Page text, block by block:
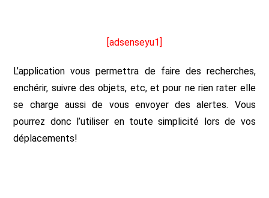
[adsenseyu1]
L’application vous permettra de faire des recherches,
enchérir, suivre des objets, etc, et pour ne rien rater elle
se charge aussi de vous envoyer des alertes. Vous
pourrez donc l’utiliser en toute simplicité lors de vos
déplacements!